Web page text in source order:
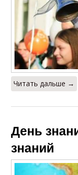
Читать дальше →
День
знаний